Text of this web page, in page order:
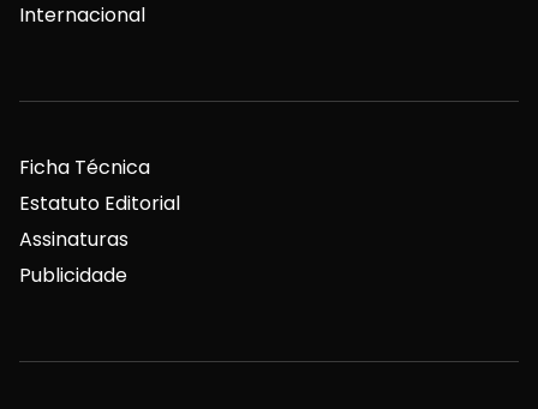
Internacional
Ficha Técnica
Estatuto Editorial
Assinaturas
Publicidade